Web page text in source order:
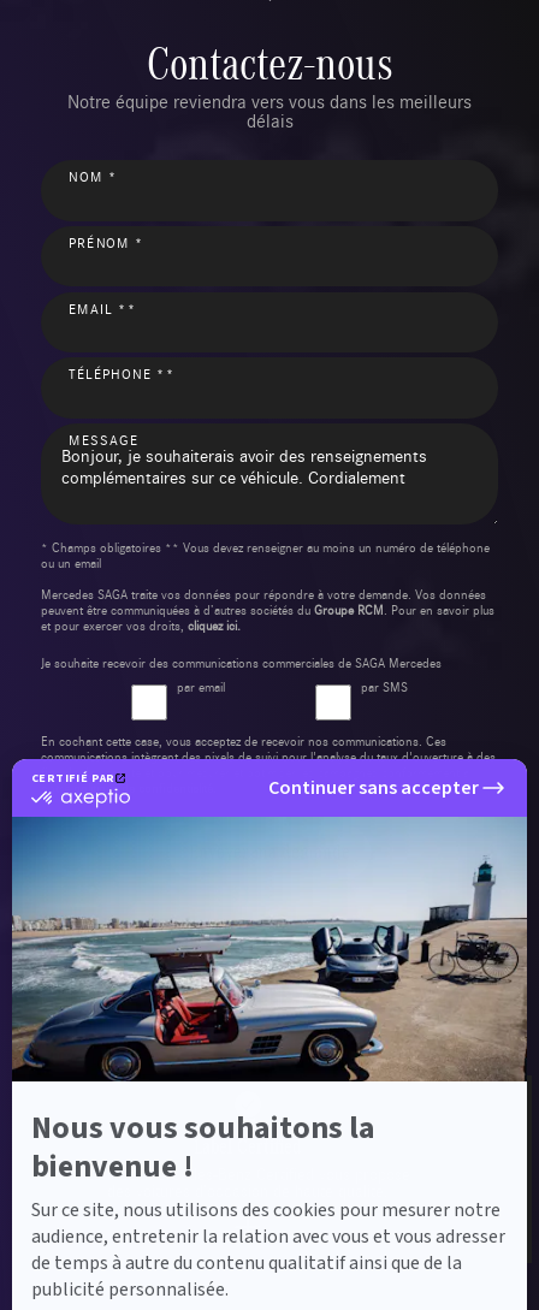
CERTIFIÉ PAR
certifié
sur
Axeptio
Continuer sans accepter
Nous vous souhaitons la
bienvenue !
Sur ce site, nous utilisons des cookies pour mesurer notre
audience, entretenir la relation avec vous et vous adresser
de temps à autre du contenu qualitatif ainsi que de la
publicité personnalisée.
Contactez-nous
Notre équipe reviendra vers vous dans les meilleurs
délais
NOM *
PRÉNOM *
EMAIL **
TÉLÉPHONE **
MESSAGE
* Champs obligatoires ** Vous devez renseigner au moins un numéro de téléphone
ou un email
Mercedes SAGA traite vos données pour répondre à votre demande. Vos données
peuvent être communiquées à d’autres sociétés du Groupe RCM . Pour en savoir plus
et pour exercer vos droits, cliquez ici.
Je souhaite recevoir des communications commerciales de SAGA Mercedes
par email
par SMS
En cochant cette case, vous acceptez de recevoir nos communications. Ces
communications intègrent des pixels de suivi pour l'analyse du taux d'ouverture à des
fins de délivrabilité et pour mesurer et optimiser les campagnes conformément à
notre politique de confidentialité
Label Certified et Garanties
Label Certified
Le label Mercedes-Benz Certified vous propose